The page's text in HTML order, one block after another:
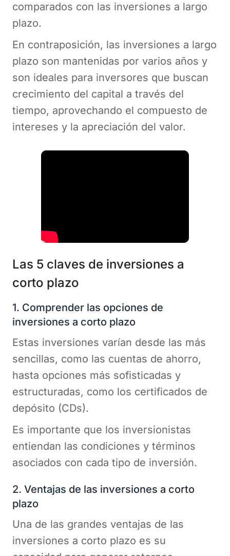
comparados con las inversiones a largo
plazo.
En contraposición, las inversiones a largo
plazo son mantenidas por varios años y
son ideales para inversores que buscan
crecimiento del capital a través del
tiempo, aprovechando el compuesto de
intereses y la apreciación del valor.
Las 5 claves de inversiones a
corto plazo
1. Comprender las opciones de
inversiones a corto plazo
Estas inversiones varían desde las más
sencillas, como las cuentas de ahorro,
hasta opciones más sofisticadas y
estructuradas, como los certificados de
depósito (CDs).
Es importante que los inversionistas
entiendan las condiciones y términos
asociados con cada tipo de inversión.
2. Ventajas de las inversiones a corto
plazo
Una de las grandes ventajas de las
inversiones a corto plazo es su